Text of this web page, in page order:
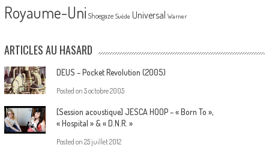
Royaume-Uni Shoegaze Suède Universal Warner
ARTICLES AU HASARD
DEUS – Pocket Revolution (2005)
Posted on 5 octobre 2005
[Session acoustique] JESCA HOOP – « Born To »,
« Hospital » & « D.N.R. »
Posted on 25 juillet 2012